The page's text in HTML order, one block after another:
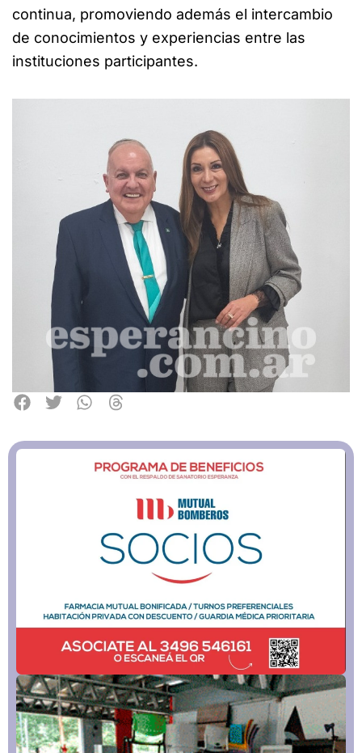
continua, promoviendo además el intercambio
de conocimientos y experiencias entre las
instituciones participantes.